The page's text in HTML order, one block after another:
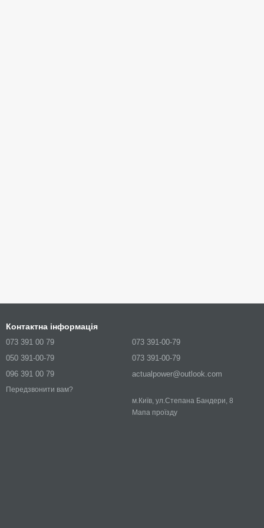
Контактна інформація
073 391 00 79
050 391-00-79
096 391 00 79
Передзвонити вам?
073 391-00-79
073 391-00-79
actualpower@outlook.com
м.Київ, ул.Степана Бандери, 8
Мапа проїзду